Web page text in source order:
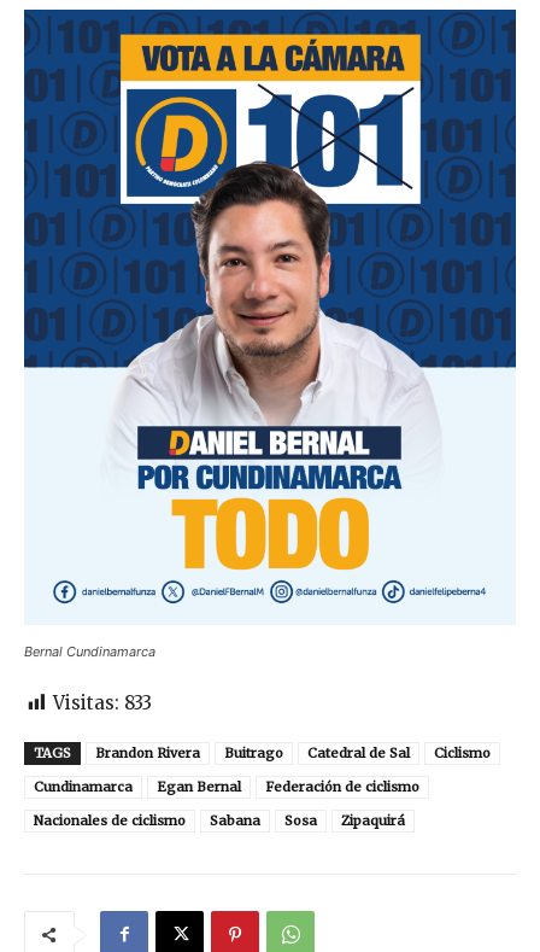
Bernal Cundinamarca
Visitas: 833
TAGS Brandon Rivera Buitrago Catedral de Sal
Ciclismo
Cundinamarca
Egan Bernal
Federación de ciclismo
Nacionales de ciclismo
Sabana Sosa Zipaquirá